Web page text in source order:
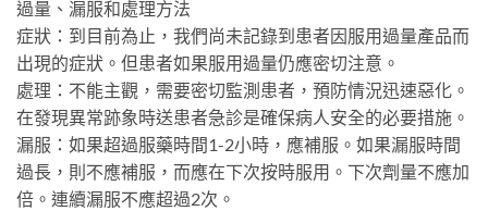
過量、漏服和處理方法
症狀：到目前為止，我們尚未記錄到患者因服用過量產品而
出現的症狀。但患者如果服用過量仍應密切注意。
處理：不能主觀，需要密切監測患者，預防情況迅速惡化。
在發現異常跡象時送患者急診是確保病人安全的必要措施。
漏服：如果超過服藥時間1-2小時，應補服。如果漏服時間
過長，則不應補服，而應在下次按時服用。下次劑量不應加
倍。連續漏服不應超過2次。